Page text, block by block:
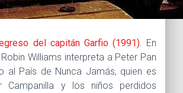
del capitán Garfio (1991). En
Williams interpreta a Peter Pan
al País de Nunca Jamás, quien es
Campanilla y los niños perdidos